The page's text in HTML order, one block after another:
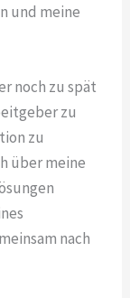
und meine
noch zu spät
zu
zu
über meine
nach